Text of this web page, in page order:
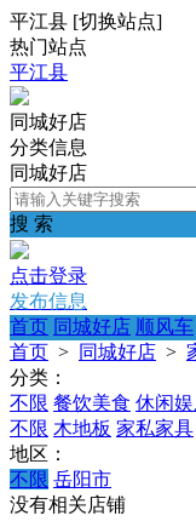
平江县 [切换站点]
热门站点
平江县
同城好店
分类信息
同城好店
搜 索
点击登录
发布信息
首页 同城好店 顺风车
首页 > 同城好店 >
分类：
不限 餐饮美食 休闲
不限 木地板 家私家具
地区：
不限 岳阳市
没有相关店铺